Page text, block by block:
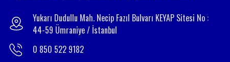
Yukarı Dudullu Mah. Necip Fazıl Bulvarı KEYAP Sitesi No :
44-59 Ümraniye / İstanbul
0 850 522 9182